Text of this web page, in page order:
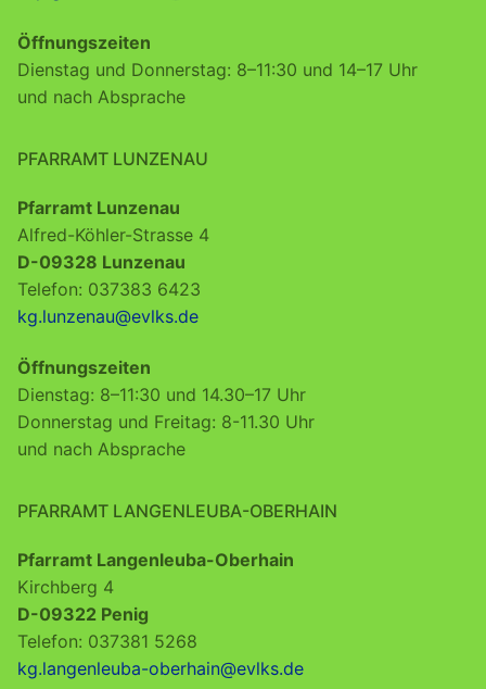
Öffnungszeiten
Dienstag und Donnerstag: 8–11:30 und 14–17 Uhr
und nach Absprache
PFARRAMT LUNZENAU
Pfarramt Lunzenau
Alfred-Köhler-Strasse 4
D-09328 Lunzenau
Telefon: 037383 6423
kg.lunzenau@evlks.de
Öffnungszeiten
Dienstag: 8–11:30 und 14.30–17 Uhr
Donnerstag und Freitag: 8-11.30 Uhr
und nach Absprache
PFARRAMT LANGENLEUBA-OBERHAIN
Pfarramt Langenleuba-Oberhain
Kirchberg 4
D-09322 Penig
Telefon: 037381 5268
kg.langenleuba-oberhain@evlks.de